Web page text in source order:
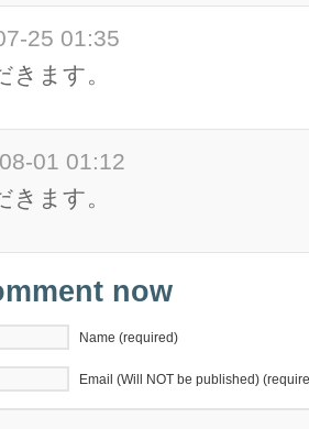
25 01:35
ます。
01 01:12
ます。
now
Name (required)
Email (Will NOT be published)